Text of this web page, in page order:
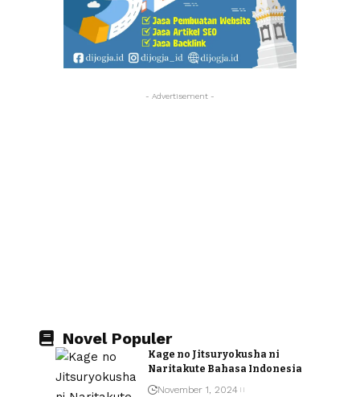
- Advertisement -
Novel Populer
Kage no Jitsuryokusha ni
Naritakute Bahasa Indonesia
November 1, 2024